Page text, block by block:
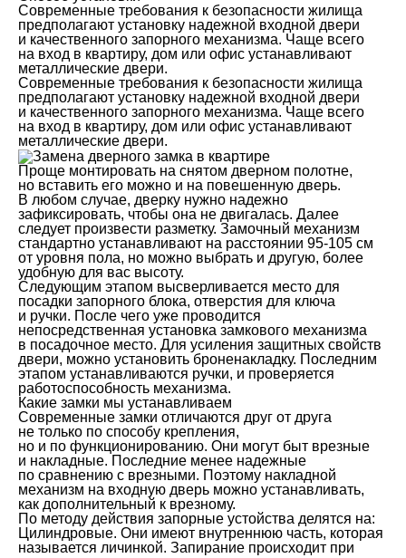
Современные требования к безопасности жилища
предполагают установку надежной входной двери
и качественного запорного механизма. Чаще всего
на вход в квартиру, дом или офис устанавливают
металлические двери.
Современные требования к безопасности жилища
предполагают установку надежной входной двери
и качественного запорного механизма. Чаще всего
на вход в квартиру, дом или офис устанавливают
металлические двери.
Проще монтировать на снятом дверном полотне,
но вставить его можно и на повешенную дверь.
В любом случае, дверку нужно надежно
зафиксировать, чтобы она не двигалась. Далее
следует произвести разметку. Замочный механизм
стандартно устанавливают на расстоянии 95-105 см
от уровня пола, но можно выбрать и другую, более
удобную для вас высоту.
Следующим этапом высверливается место для
посадки запорного блока, отверстия для ключа
и ручки. После чего уже проводится
непосредственная установка замкового механизма
в посадочное место. Для усиления защитных свойств
двери, можно установить броненакладку. Последним
этапом устанавливаются ручки, и проверяется
работоспособность механизма.
Какие замки мы устанавливаем
Современные замки отличаются друг от друга
не только по способу крепления,
но и по функционированию. Они могут быт врезные
и накладные. Последние менее надежные
по сравнению с врезными. Поэтому накладной
механизм на входную дверь можно устанавливать,
как дополнительный к врезному.
По методу действия запорные устойства делятся на:
Цилиндровые. Они имеют внутреннюю часть, которая
называется личинкой. Запирание происходит при